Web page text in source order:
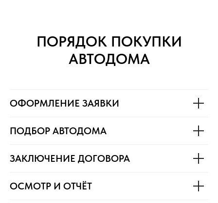
ПОРЯДОК ПОКУПКИ
АВТОДОМА
ОФОРМЛЕНИЕ ЗАЯВКИ
ПОДБОР АВТОДОМА
ЗАКЛЮЧЕНИЕ ДОГОВОРА
ОСМОТР И ОТЧЁТ